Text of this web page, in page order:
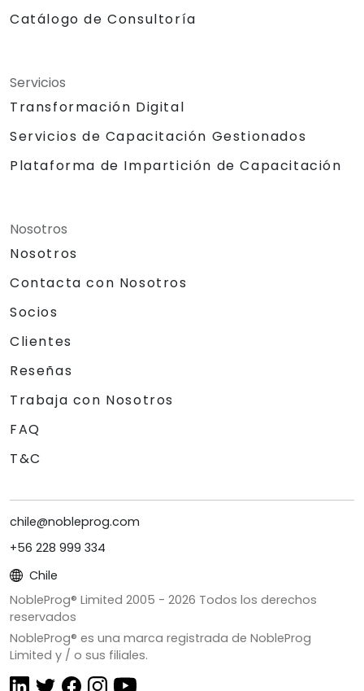
Catálogo de Consultoría
Servicios
Transformación Digital
Servicios de Capacitación Gestionados
Plataforma de Impartición de Capacitación
Nosotros
Nosotros
Contacta con Nosotros
Socios
Clientes
Reseñas
Trabaja con Nosotros
FAQ
T&C
chile@nobleprog.com
+56 228 999 334
Chile
NobleProg® Limited 2005 - 2026 Todos los derechos
reservados
NobleProg® es una marca registrada de NobleProg
Limited y / o sus filiales.